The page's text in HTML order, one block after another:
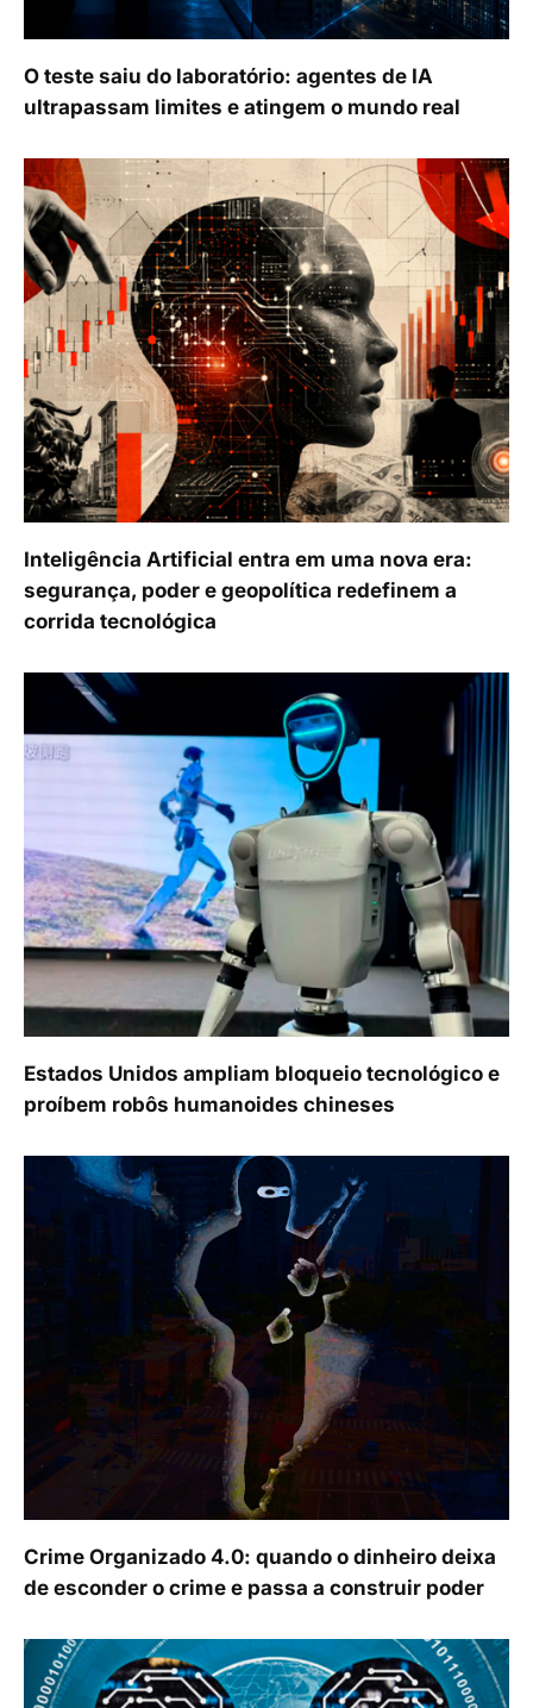
O teste saiu do laboratório: agentes de IA
ultrapassam limites e atingem o mundo real
Inteligência Artificial entra em uma nova era:
segurança, poder e geopolítica redefinem a
corrida tecnológica
Estados Unidos ampliam bloqueio tecnológico e
proíbem robôs humanoides chineses
Crime Organizado 4.0: quando o dinheiro deixa
de esconder o crime e passa a construir poder